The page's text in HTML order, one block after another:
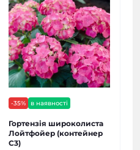
-35% в наявності
Гортензія широколиста
Лойтфойер (контейнер
С3)